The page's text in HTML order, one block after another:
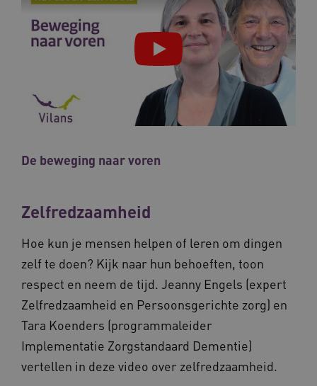
De beweging naar voren
Zelfredzaamheid
Hoe kun je mensen helpen of leren om dingen
zelf te doen? Kijk naar hun behoeften, toon
respect en neem de tijd. Jeanny Engels (expert
Zelfredzaamheid en Persoonsgerichte zorg) en
Tara Koenders (programmaleider
Implementatie Zorgstandaard Dementie)
vertellen in deze video over zelfredzaamheid.
Noodzakelijke cookies
Analytische cookies
Marketing cookies
Deze functionele en technische cookies zorgen
ervoor dat de website werkt. Deze cookies
worden altijd geplaatst en maken geen inbreuk
Provider / Domein
__Secure-ROLLOUT_TOKEN
.youtube.com
5
UMB_SESSION
__Secure-YNID .youtube.com
5
Cloudflare Inc.
.vimeo.com
29
50
Google Privacy Policy